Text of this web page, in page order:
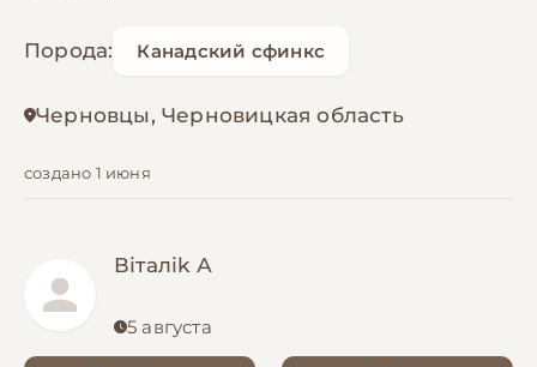
Порода: Канадский сфинкс
Черновцы, Черновицкая область
создано 1 июня
Віталіk А
5 августа